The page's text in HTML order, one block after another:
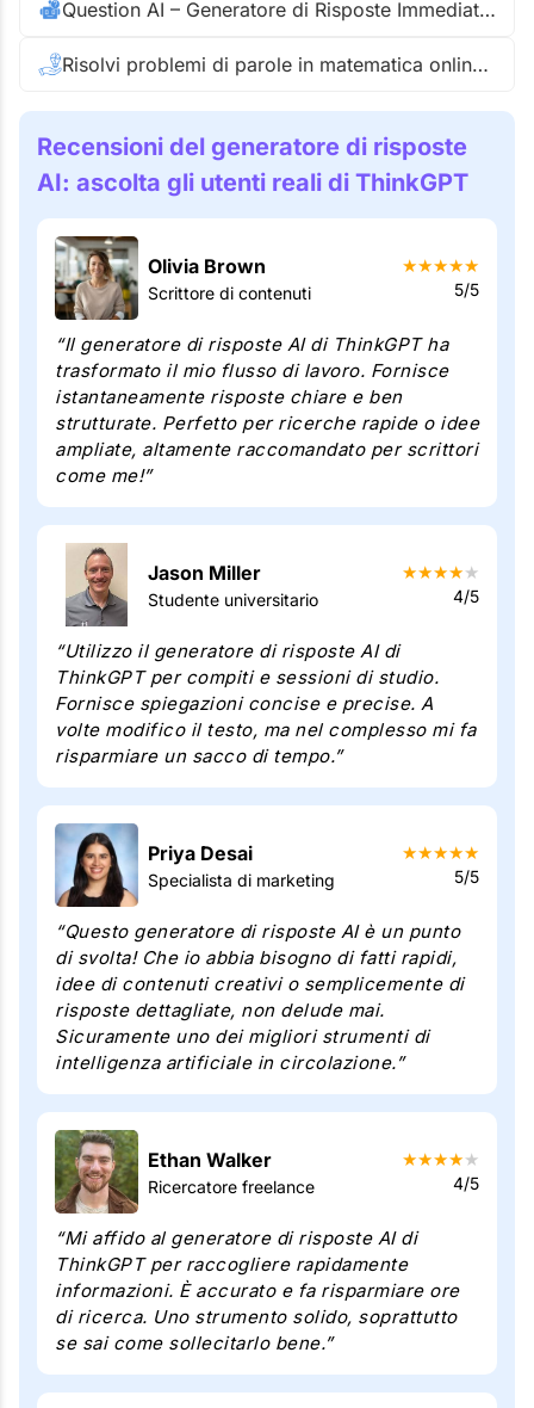
Question AI – Generatore di Risposte Immediato con Intelligenza Artificiale
Risolvi problemi di parole in matematica online gratis
Recensioni del generatore di risposte
AI: ascolta gli utenti reali di ThinkGPT
Olivia Brown
Scrittore di contenuti
★★★★★
5/5
“Il generatore di risposte AI di ThinkGPT ha
trasformato il mio flusso di lavoro. Fornisce
istantaneamente risposte chiare e ben
strutturate. Perfetto per ricerche rapide o idee
ampliate, altamente raccomandato per scrittori
come me!”
Jason Miller
Studente universitario
★★★★★
4/5
“Utilizzo il generatore di risposte AI di
ThinkGPT per compiti e sessioni di studio.
Fornisce spiegazioni concise e precise. A
volte modifico il testo, ma nel complesso mi fa
risparmiare un sacco di tempo.”
Priya Desai
Specialista di marketing
★★★★★
5/5
“Questo generatore di risposte AI è un punto
di svolta! Che io abbia bisogno di fatti rapidi,
idee di contenuti creativi o semplicemente di
risposte dettagliate, non delude mai.
Sicuramente uno dei migliori strumenti di
intelligenza artificiale in circolazione.”
Ethan Walker
Ricercatore freelance
★★★★★
4/5
“Mi affido al generatore di risposte AI di
ThinkGPT per raccogliere rapidamente
informazioni. È accurato e fa risparmiare ore
di ricerca. Uno strumento solido, soprattutto
se sai come sollecitarlo bene.”